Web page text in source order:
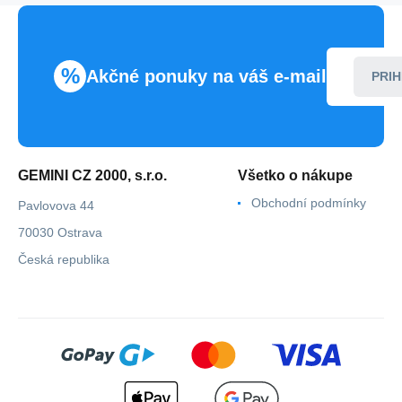
% Akčné ponuky na váš e-mail
GEMINI CZ 2000, s.r.o.
Pavlovova 44
70030 Ostrava
Česká republika
Všetko o nákupe
Obchodní podmínky